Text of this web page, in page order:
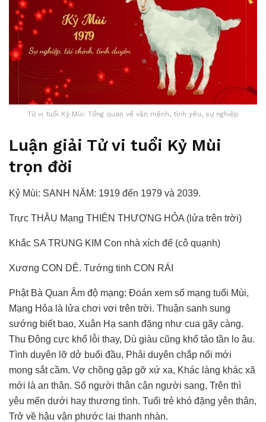
Tử vi tuổi Kỷ Mùi: Tổng quan về vận mệnh, tình yêu, sự nghiệp
Luận giải Tử vi tuổi Kỷ Mùi
trọn đời
Kỷ Mùi: SANH NĂM: 1919 đến 1979 và 2039.
Trực THÂU Mạng THIÊN THƯỢNG HỎA (lửa trên trời)
Khắc SA TRUNG KIM Con nhà xích đế (cô quạnh)
Xương CON DÊ. Tướng tinh CON RÁI
Phật Bà Quan Âm độ mạng: Đoán xem số mạng tuổi Mùi,
Mạng Hỏa là lửa chơi vơi trên trời. Thuận sanh sung
sướng biết bao, Xuân Hạ sanh đặng như cua gãy càng.
Thu Đông cực khổ lỗi thay, Dù giàu cũng khổ tảo tần lo âu.
Tình duyên lỡ dở buổi đầu, Phải duyên chắp nối mới
mong sắt cầm. Vợ chồng gặp gỡ xứ xa, Khác làng khác xã
mới là an thân. Số người thân cận người sang, Trên thì
yêu mến dưới hay thương tình. Tuổi trẻ khó đặng yên thân,
Trở về hậu vận phước lai thanh nhàn.